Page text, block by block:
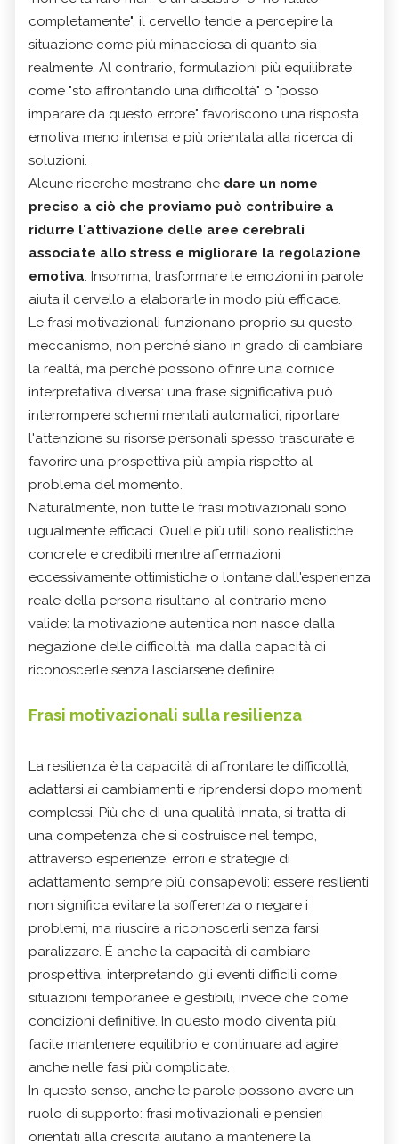
completamente", il cervello tende a percepire la
situazione come più minacciosa di quanto sia
realmente. Al contrario, formulazioni più equilibrate
come "sto affrontando una difficoltà" o "posso
imparare da questo errore" favoriscono una risposta
emotiva meno intensa e più orientata alla ricerca di
soluzioni.
Alcune ricerche mostrano che dare un nome
preciso a ciò che proviamo può contribuire a
ridurre l'attivazione delle aree cerebrali
associate allo stress e migliorare la regolazione
emotiva. Insomma, trasformare le emozioni in parole
aiuta il cervello a elaborarle in modo più efficace.
Le frasi motivazionali funzionano proprio su questo
meccanismo, non perché siano in grado di cambiare
la realtà, ma perché possono offrire una cornice
interpretativa diversa: una frase significativa può
interrompere schemi mentali automatici, riportare
l'attenzione su risorse personali spesso trascurate e
favorire una prospettiva più ampia rispetto al
problema del momento.
Naturalmente, non tutte le frasi motivazionali sono
ugualmente efficaci. Quelle più utili sono realistiche,
concrete e credibili mentre affermazioni
eccessivamente ottimistiche o lontane dall'esperienza
reale della persona risultano al contrario meno
valide: la motivazione autentica non nasce dalla
negazione delle difficoltà, ma dalla capacità di
riconoscerle senza lasciarsene definire.
Frasi motivazionali sulla resilienza
La resilienza è la capacità di affrontare le difficoltà,
adattarsi ai cambiamenti e riprendersi dopo momenti
complessi. Più che di una qualità innata, si tratta di
una competenza che si costruisce nel tempo,
attraverso esperienze, errori e strategie di
adattamento sempre più consapevoli: essere resilienti
non significa evitare la sofferenza o negare i
problemi, ma riuscire a riconoscerli senza farsi
paralizzare. È anche la capacità di cambiare
prospettiva, interpretando gli eventi difficili come
situazioni temporanee e gestibili, invece che come
condizioni definitive. In questo modo diventa più
facile mantenere equilibrio e continuare ad agire
anche nelle fasi più complicate.
In questo senso, anche le parole possono avere un
ruolo di supporto: frasi motivazionali e pensieri
orientati alla crescita aiutano a mantenere la